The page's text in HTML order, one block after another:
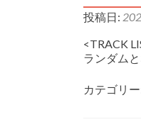
投稿日:
<TRACK
ランダム
カテゴリ